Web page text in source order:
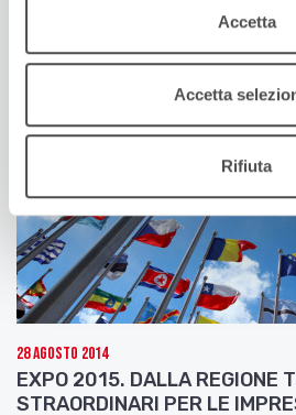
Accetta
Accetta
Rifiuta
comunitaria 2014-2020 e con
strategico regionale
programmazione dei fondi
investimento europei 2014-
28 Agosto 2014
EXPO 2015. DALLA REGIONE
STRAORDINARI PER LE